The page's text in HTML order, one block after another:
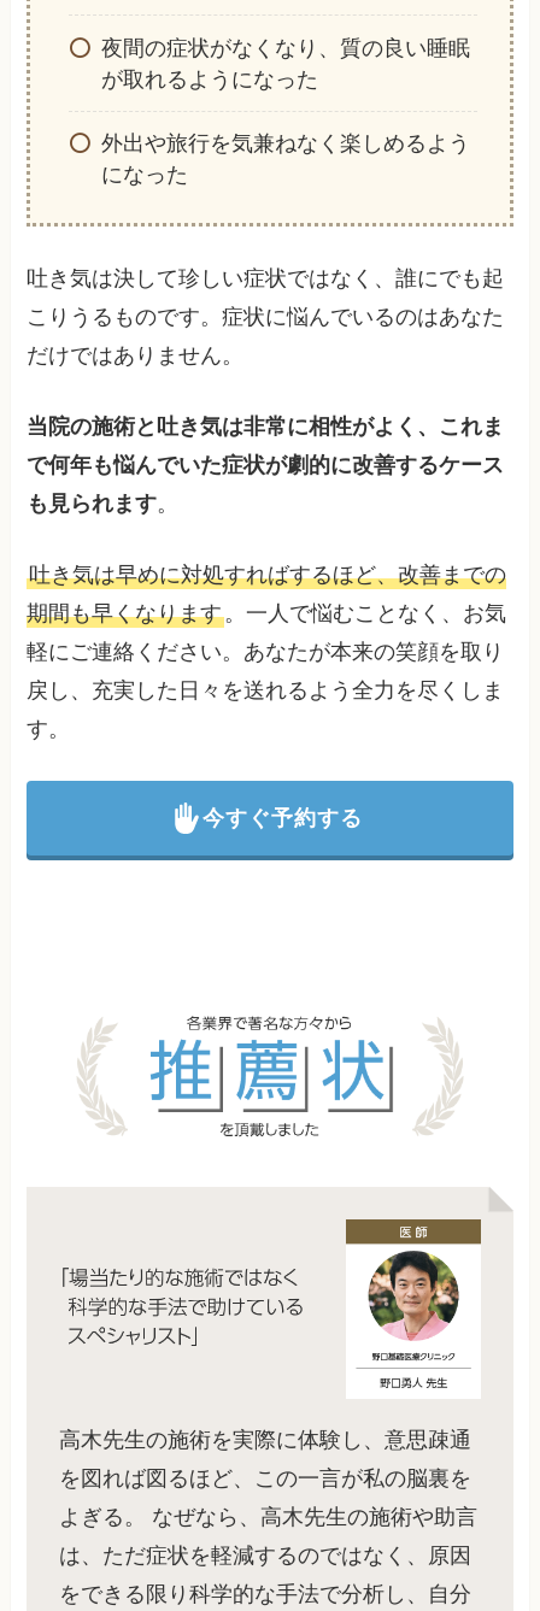
夜間の症状がなくなり、質の良い睡眠
が取れるようになった
外出や旅行を気兼ねなく楽しめるよう
になった
吐き気は決して珍しい症状ではなく、誰にでも起
こりうるものです。症状に悩んでいるのはあなた
だけではありません。
当院の施術と吐き気は非常に相性がよく、これま
で何年も悩んでいた症状が劇的に改善するケース
も見られます。
吐き気は早めに対処すればするほど、改善までの
期間も早くなります。一人で悩むことなく、お気
軽にご連絡ください。あなたが本来の笑顔を取り
戻し、充実した日々を送れるよう全力を尽くしま
す。
今すぐ予約する
高木先生の施術を実際に体験し、意思疎通
を図れば図るほど、この一言が私の脳裏を
よぎる。 なぜなら、高木先生の施術や助言
は、ただ症状を軽減するのではなく、原因
をできる限り科学的な手法で分析し、自分